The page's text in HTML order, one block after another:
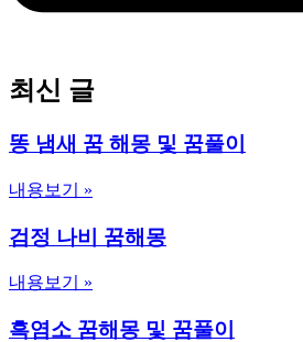
최신 글
똥 냄새 꿈 해몽 및 꿈풀이
내용보기 »
검정 나비 꿈해몽
내용보기 »
흑염소 꿈해몽 및 꿈풀이